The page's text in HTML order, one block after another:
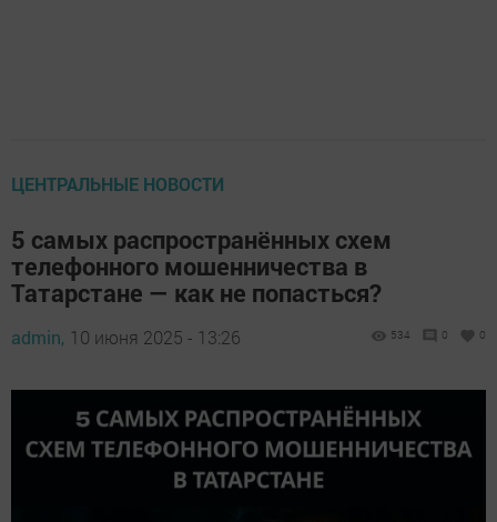
ЦЕНТРАЛЬНЫЕ НОВОСТИ
5 самых распространённых схем
телефонного мошенничества в
Татарстане — как не попасться?
admin, 10 июня 2025 - 13:26 534 0 0